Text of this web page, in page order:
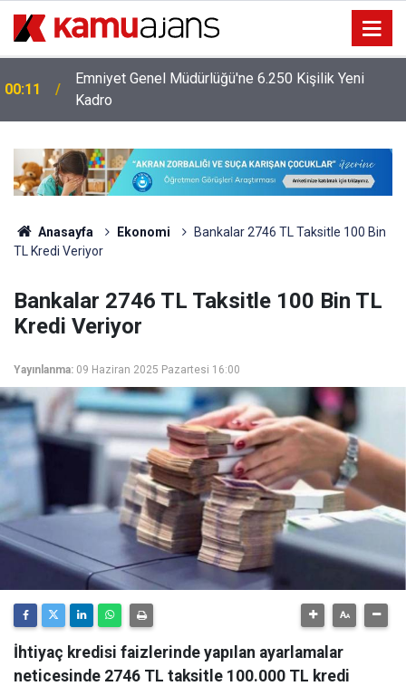
00:11
Emniyet Genel Müdürlüğü'ne 6.250 Kişilik Yeni
Kadro
Anasayfa Ekonomi
Bankalar 2746 TL Taksitle 100 Bin
TL Kredi Veriyor
Bankalar 2746 TL Taksitle 100 Bin TL
Kredi Veriyor
Yayınlanma: 09 Haziran 2025 Pazartesi 16:00
İhtiyaç kredisi faizlerinde yapılan ayarlamalar
neticesinde 2746 TL taksitle 100.000 TL kredi